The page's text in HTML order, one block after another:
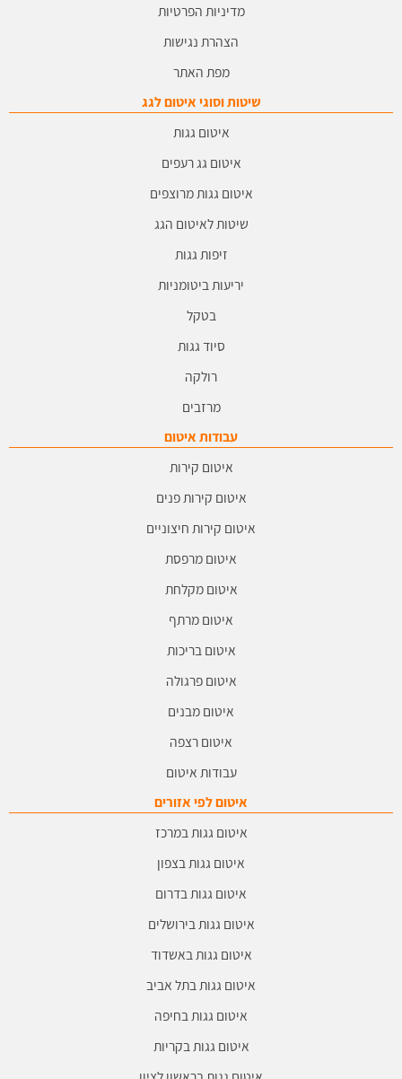
מדיניות הפרטיות
הצהרת נגישות
מפת האתר
שיטות וסוגי איטום לגג
איטום גגות
איטום גג רעפים
איטום גגות מרוצפים
שיטות לאיטום הגג
זיפות גגות
יריעות ביטומניות
בטקל
סיוד גגות
רולקה
מרזבים
עבודות איטום
איטום קירות
איטום קירות פנים
איטום קירות חיצוניים
איטום מרפסת
איטום מקלחת
איטום מרתף
איטום בריכות
איטום פרגולה
איטום מבנים
איטום רצפה
עבודות איטום
איטום לפי אזורים
איטום גגות במרכז
איטום גגות בצפון
איטום גגות בדרום
איטום גגות בירושלים
איטום גגות באשדוד
איטום גגות בתל אביב
איטום גגות בחיפה
איטום גגות בקריות